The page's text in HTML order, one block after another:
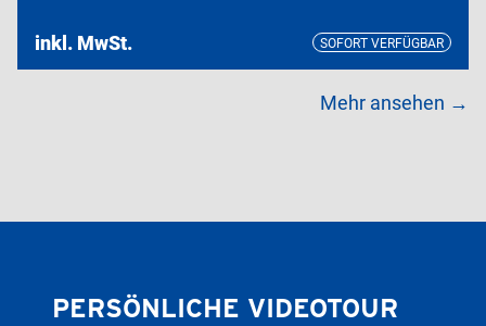
inkl. MwSt. SOFORT VERFÜGBAR
Mehr ansehen →
PERSÖNLICHE VIDEOTOUR